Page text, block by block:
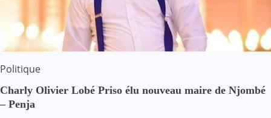
Politique
Charly Olivier Lobé Priso élu nouveau maire de Njombé
– Penja